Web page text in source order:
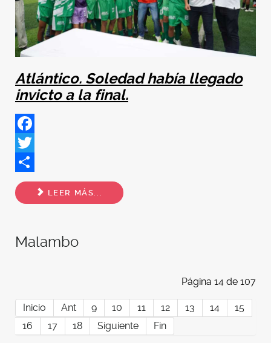
Atlántico. Soledad había llegado
invicto a la final.
Facebook
Twitter
Share
LEER MÁS...
Malambo
Página 14 de 107
Inicio Ant 9 10 11 12 13 14
15
16
17 18 Siguiente Fin